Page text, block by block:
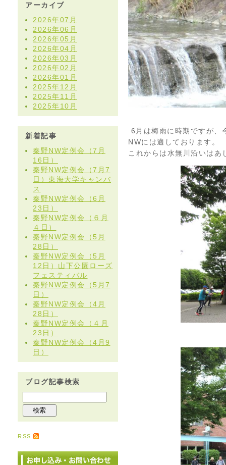
アーカイブ
2026年07月
2026年06月
2026年05月
2026年04月
2026年03月
2026年02月
2026年01月
2025年12月
2025年11月
2025年10月
新着記事
秦野NW定例会（7月
16日）
秦野NW定例会（7月7
日）東海大学キャンバ
ス
秦野NW定例会（6月
23日）
秦野NW定例会（６月
４日）
秦野NW定例会（5月
28日）
秦野NW定例会（5月
12日）山下公園ローズ
フェスティバル
秦野NW定例会（5月7
日）
秦野NW定例会（4月
28日）
秦野NW定例会（４月
23日）
秦野NW定例会（4月9
日）
ブログ記事検索
RSS
6月は梅雨に時期ですが、
NWには適しております。
これからは水無川沿いはあ